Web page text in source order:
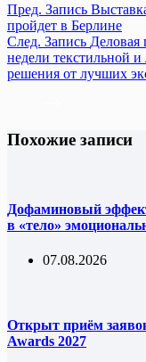
Пред. Запись
пройдет в Берлине
След. Запись Деловая
недели текстильной
решения от лучших
Похожие записи
Дофаминовый
в «тело»
07.08.2026
Открыт приём
Awards 2027